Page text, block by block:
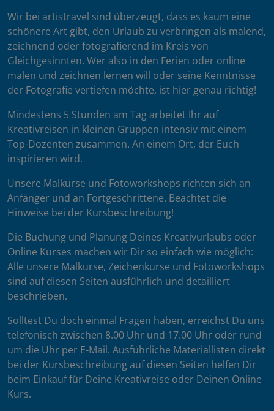
Wir bei artistravel sind überzeugt, dass es kaum eine
schönere Art gibt, den Urlaub zu verbringen als malend,
zeichnend oder fotografierend im Kreis von
Gleichgesinnten. Wer also in den Ferien oder online
malen und zeichnen lernen will oder seine Kenntnisse
der Fotografie vertiefen möchte, ist hier genau richtig!
Mindestens 5 Stunden am Tag arbeitet Ihr auf
Kreativreisen in kleinen Gruppen intensiv mit einem
Top-Dozenten zusammen. An einem Ort, der Euch
inspirieren wird.
Unsere Malkurse und Fotoworkshops richten sich an
Anfänger und an Fortgeschrittene. Beachtet die
Hinweise bei der Kursbeschreibung!
Die Buchung und Planung Deines Kreativurlaubs oder
Online Kurses machen wir Dir so einfach wie möglich:
Alle unsere Malkurse, Zeichenkurse und Fotoworkshops
sind auf diesen Seiten ausführlich und detailliert
beschrieben.
Solltest Du doch einmal Fragen haben, erreichst Du uns
telefonisch zwischen 8.00 Uhr und 17.00 Uhr oder rund
um die Uhr per E-Mail. Ausführliche Materiallisten direkt
bei der Kursbeschreibung auf diesen Seiten helfen Dir
beim Einkauf für Deine Kreativreise oder Deinen Online
Kurs.